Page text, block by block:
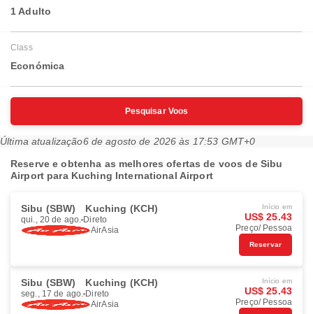
1 Adulto
Class
Económica
Pesquisar Voos
Última atualização6 de agosto de 2026 às 17:53 GMT+0
Reserve e obtenha as melhores ofertas de voos de Sibu
Airport para Kuching International Airport
Sibu (SBW) Kuching (KCH)
qui., 20 de ago. Direto
AirAsia
Início em
US$ 25.43
Preço/ Pessoa
Reservar
Sibu (SBW) Kuching (KCH)
seg., 17 de ago. Direto
AirAsia
Início em
US$ 25.43
Preço/ Pessoa